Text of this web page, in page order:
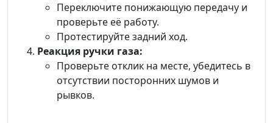
Переключите понижающую передачу и
проверьте её работу.
Протестируйте задний ход.
Реакция ручки газа:
Проверьте отклик на месте, убедитесь в
отсутствии посторонних шумов и
рывков.